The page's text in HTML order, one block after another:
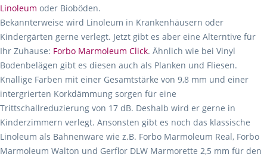
Linoleum oder Bioböden.
Bekannterweise wird Linoleum in Krankenhäusern oder
Kindergärten gerne verlegt. Jetzt gibt es aber eine Alterntive für
Ihr Zuhause: Forbo Marmoleum Click. Ähnlich wie bei Vinyl
Bodenbelägen gibt es diesen auch als Planken und Fliesen.
Knallige Farben mit einer Gesamtstärke von 9,8 mm und einer
intergrierten Korkdämmung sorgen für eine
Trittschallreduzierung von 17 dB. Deshalb wird er gerne in
Kinderzimmern verlegt. Ansonsten gibt es noch das klassische
Linoleum als Bahnenware wie z.B. Forbo Marmoleum Real, Forbo
Marmoleum Walton und Gerflor DLW Marmorette 2,5 mm für den